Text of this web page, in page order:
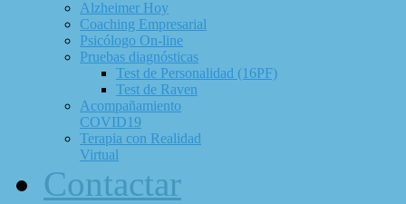
Alzheimer Hoy
Coaching Empresarial
Psicólogo On-line
Pruebas diagnósticas
Test de Personalidad (16PF)
Test de Raven
Acompañamiento
COVID19
Terapia con Realidad
Virtual
Contactar